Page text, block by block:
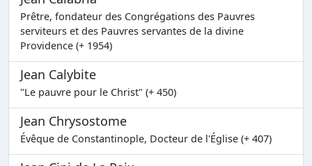
Prêtre, fondateur des Congrégations des Pauvres
serviteurs et des Pauvres servantes de la divine
Providence (+ 1954)
Jean Calybite
"Le pauvre pour le Christ" (+ 450)
Jean Chrysostome
Évêque de Constantinople, Docteur de l'Église (+ 407)